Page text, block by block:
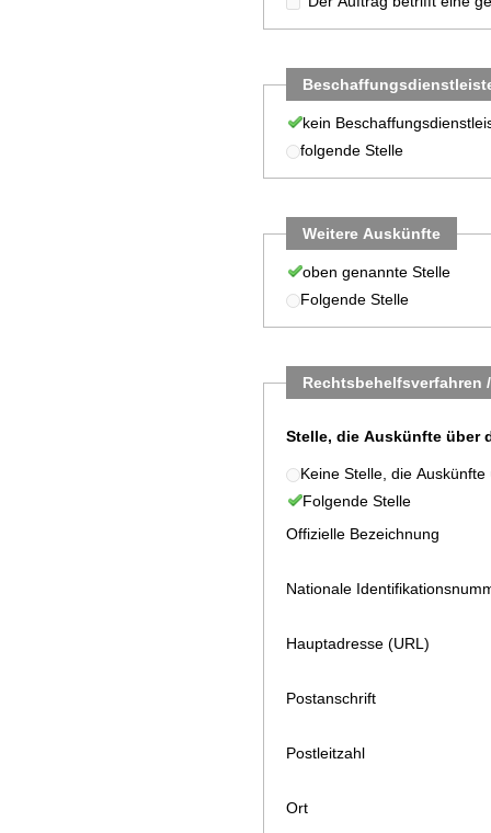
kein
folgende Stelle
Weitere Auskünfte
oben genannte Stelle
Folgende Stelle
Rechtsbehelfsverfahren
Stelle, die Auskünfte über
Keine Stelle, die
Folgende Stelle
Offizielle Bezeichnung
Nationale
Hauptadresse (URL)
Postanschrift
Postleitzahl
Ort